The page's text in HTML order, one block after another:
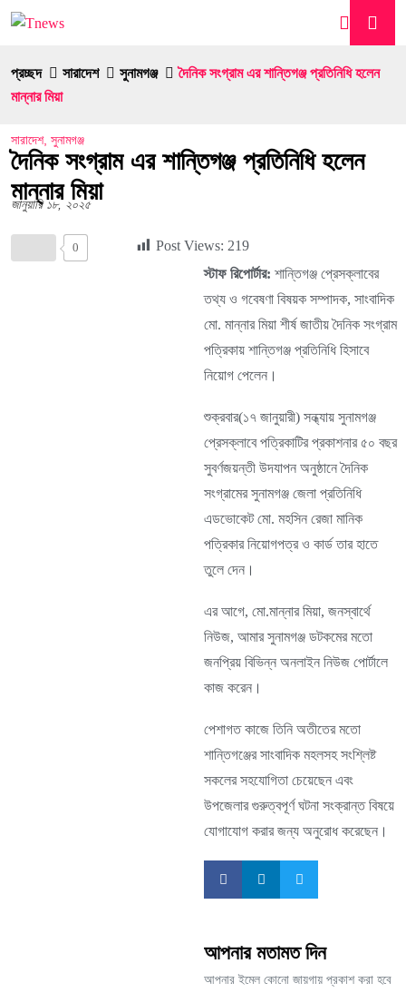
প্রচ্ছদ সারাদেশ সুনামগঞ্জ
দৈনিক সংগ্রাম এর শান্তিগঞ্জ প্রতিনিধি হলেন
মান্নার মিয়া
সারাদেশ, সুনামগঞ্জ
দৈনিক সংগ্রাম এর শান্তিগঞ্জ প্রতিনিধি হলেন
মান্নার মিয়া
জানুয়ারি ১৮, ২০২৫
0 Post Views: 219
স্টাফ রিপোর্টার: শান্তিগঞ্জ প্রেসক্লাবের
তথ্য ও গবেষণা বিষয়ক সম্পাদক, সাংবাদিক
মো. মান্নার মিয়া শীর্ষ জাতীয় দৈনিক সংগ্রাম
পত্রিকায় শান্তিগঞ্জ প্রতিনিধি হিসাবে
নিয়োগ পেলেন।
শুক্রবার(১৭ জানুয়ারী) সন্ধ্যায় সুনামগঞ্জ
প্রেসক্লাবে পত্রিকাটির প্রকাশনার ৫০ বছর
সুবর্ণজয়ন্তী উদযাপন অনুষ্ঠানে দৈনিক
সংগ্রামের সুনামগঞ্জ জেলা প্রতিনিধি
এডভোকেট মো. মহসিন রেজা মানিক
পত্রিকার নিয়োগপত্র ও কার্ড তার হাতে
তুলে দেন।
এর আগে, মো.মান্নার মিয়া, জনস্বার্থে
নিউজ, আমার সুনামগঞ্জ ডটকমের মতো
জনপ্রিয় বিভিন্ন অনলাইন নিউজ পোর্টালে
কাজ করেন।
পেশাগত কাজে তিনি অতীতের মতো
শান্তিগঞ্জের সাংবাদিক মহলসহ সংশ্লিষ্ট
সকলের সহযোগিতা চেয়েছেন এবং
উপজেলার গুরুত্বপূর্ণ ঘটনা সংক্রান্ত বিষয়ে
যোগাযোগ করার জন্য অনুরোধ করেছেন।
আপনার মতামত দিন
আপনার ইমেল কোনো জায়গায় প্রকাশ করা হবে